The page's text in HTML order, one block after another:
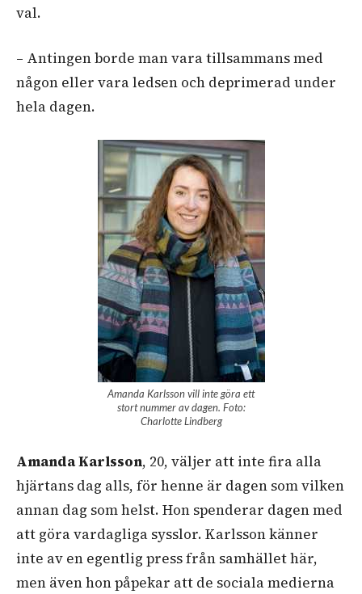
val.
– Antingen borde man vara tillsammans med
någon eller vara ledsen och deprimerad under
hela dagen.
Amanda Karlsson vill inte göra ett
stort nummer av dagen. Foto:
Charlotte Lindberg
Amanda Karlsson, 20, väljer att inte fira alla
hjärtans dag alls, för henne är dagen som vilken
annan dag som helst. Hon spenderar dagen med
att göra vardagliga sysslor. Karlsson känner
inte av en egentlig press från samhället här,
men även hon påpekar att de sociala medierna